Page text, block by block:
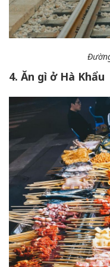
4. Ăn gì ở Hà Khẩu